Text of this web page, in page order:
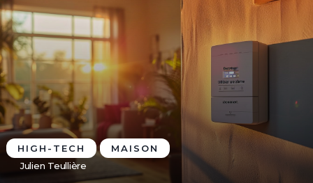
HIGH-TECH
MAISON
Julien Teullière